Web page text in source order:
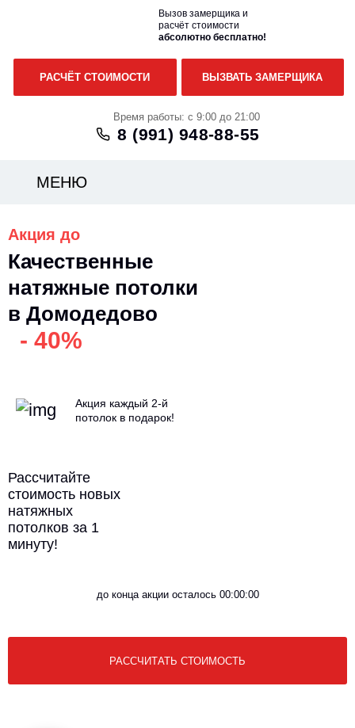
Вызов замерщика и
расчёт стоимости
абсолютно бесплатно!
РАСЧЁТ СТОИМОСТИ ВЫЗВАТЬ ЗАМЕРЩИКА
Время работы: с 9:00 до 21:00
8 (991) 948-88-55
МЕНЮ
Акция до
Качественные
натяжные потолки
в Домодедово
Акция каждый 2-й
потолок в подарок!
Рассчитайте
стоимость новых
натяжных
потолков за 1
минуту!
до конца акции осталось 00:00:00
РАССЧИТАТЬ СТОИМОСТЬ